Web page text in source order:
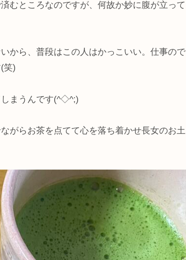
むところなのですが、何故か妙に腹が立って
から、普段はこの人はかっこいい。仕事ので
笑)
まうんです(^◇^;)
がらお茶を点てて心を落ち着かせ長女のお土